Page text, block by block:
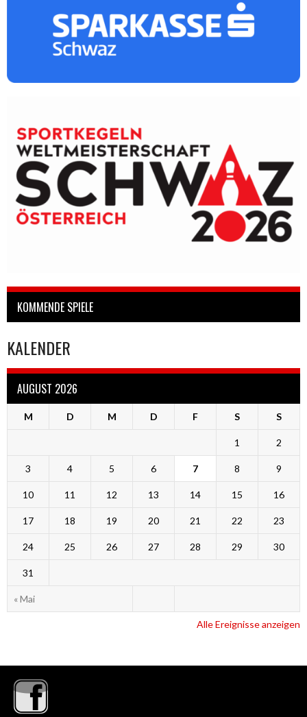
KOMMENDE SPIELE
KALENDER
AUGUST 2026
M D M D F S S
« Mai
1 2
3 4 5 6 7 8 9
10 11 12 13 14 15 16
17 18 19 20 21 22 23
24 25 26 27 28 29 30
31
Alle Ereignisse anzeigen